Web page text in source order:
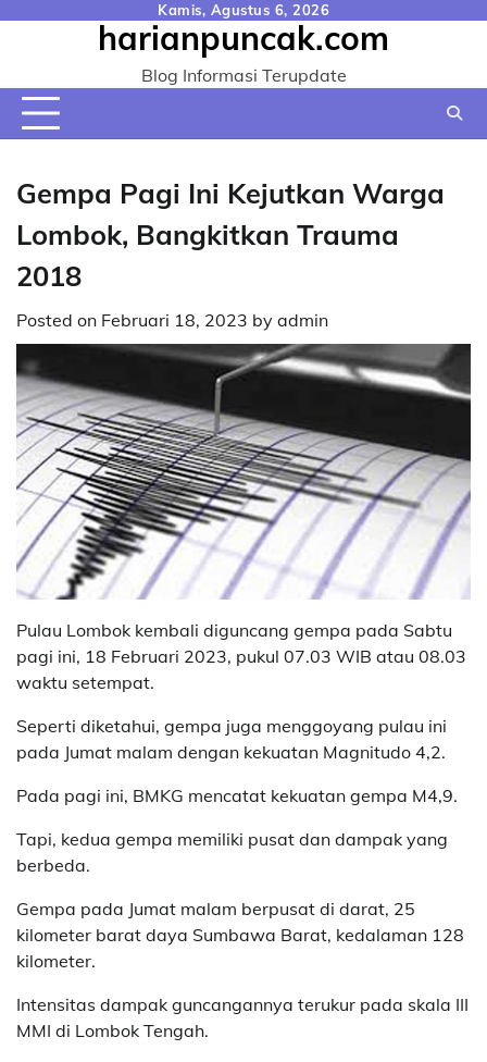
Kamis, Agustus 6, 2026
harianpuncak.com
Blog Informasi Terupdate
Gempa Pagi Ini Kejutkan Warga
Lombok, Bangkitkan Trauma
2018
Posted on Februari 18, 2023 by admin
Pulau Lombok kembali diguncang gempa pada Sabtu
pagi ini, 18 Februari 2023, pukul 07.03 WIB atau 08.03
waktu setempat.
Seperti diketahui, gempa juga menggoyang pulau ini
pada Jumat malam dengan kekuatan Magnitudo 4,2.
Pada pagi ini, BMKG mencatat kekuatan gempa M4,9.
Tapi, kedua gempa memiliki pusat dan dampak yang
berbeda.
Gempa pada Jumat malam berpusat di darat, 25
kilometer barat daya Sumbawa Barat, kedalaman 128
kilometer.
Intensitas dampak guncangannya terukur pada skala III
MMI di Lombok Tengah.